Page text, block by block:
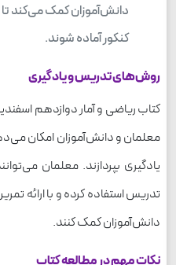
دانش‌آموزان کمک می‌کند
کنکور آماده شوند.
روش‌های تدریس و یادگیری
کتاب ریاضی و آمار دوازدهم
معلمان و دانش‌آموزان امکان
یادگیری بپردازند. معلمان
تدریس استفاده کرده و با ارائه
دانش‌آموزان کمک کنند.
نکات مهم در مطالعه کتاب